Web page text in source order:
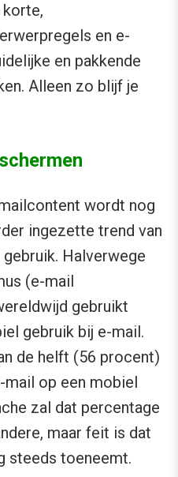
en e-
en pakkende
Alleen zo blijf je
wordt nog
ingezette trend van
Halverwege
(e-mail
gebruikt
gebruik bij e-mail.
de helft (56 procent)
mail op een mobiel
zal dat percentage
maar feit is dat
steeds toeneemt.